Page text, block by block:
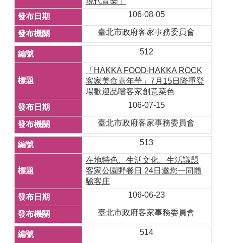
106-08-05
臺北市政府客家事務委員會
512
「HAKKA FOOD‧HAKKA ROCK
客家美食嘉年華」7月15日隆重登
場歡迎品嚐客家創意菜色
106-07-15
臺北市政府客家事務委員會
513
在地特色、生活文化、生活議題
客家公園野餐日 24日邀您一同體
驗客庄
106-06-23
臺北市政府客家事務委員會
514